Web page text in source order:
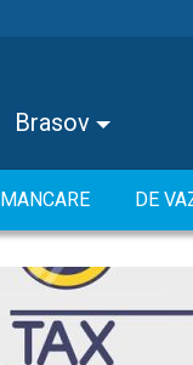
Brasov
MANCARE DE